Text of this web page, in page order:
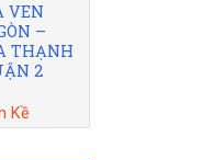
VEN
–
THẠNH
2
Kề